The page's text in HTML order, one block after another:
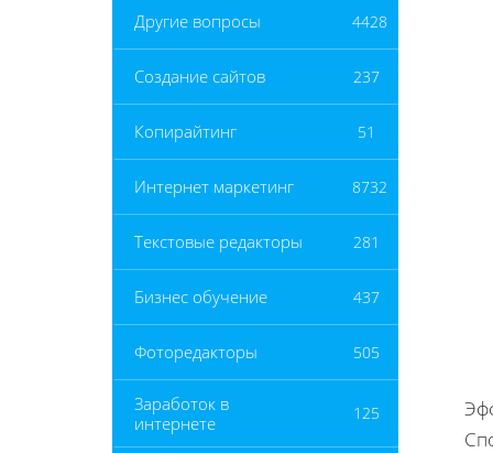
Другие вопросы 4428
Создание сайтов 237
Копирайтинг 51
Интернет маркетинг 8732
Текстовые редакторы 281
Бизнес обучение 437
Фоторедакторы 505
Заработок в
интернете
125